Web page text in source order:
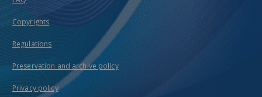
Copyrights
Regulations
Preservation and archive policy
Privacy policy